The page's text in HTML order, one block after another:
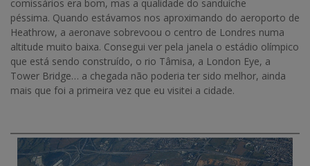
comissários era bom, mas a qualidade do sanduíche
péssima. Quando estávamos nos aproximando do aeroporto de
Heathrow, a aeronave sobrevoou o centro de Londres numa
altitude muito baixa. Consegui ver pela janela o estádio olímpico
que está sendo construído, o rio Tâmisa, a London Eye, a
Tower Bridge… a chegada não poderia ter sido melhor, ainda
mais que foi a primeira vez que eu visitei a cidade.